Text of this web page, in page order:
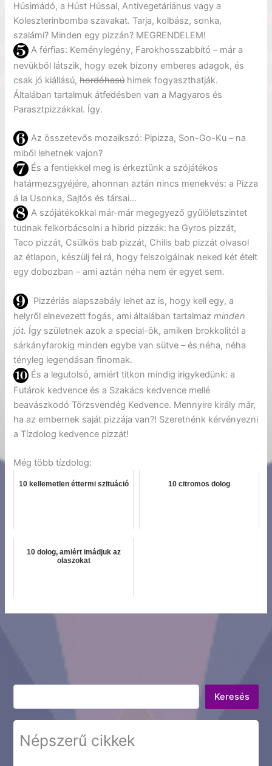
Húsimádó, a Húst Hússal, Antivegetáriánus vagy a
Koleszterinbomba szavakat. Tarja, kolbász, sonka,
szalámi? Minden egy pizzán? MEGRENDELEM!
A férfias: Keménylegény, Farokhosszabbító – már a
nevükből látszik, hogy ezek bizony emberes adagok, és
csak jó kiállású,hordóhasúhímek fogyaszthatják.
Általában tartalmuk átfedésben van a Magyaros és
Parasztpizzákkal. Így.
Az összetevős mozaikszó: Pipizza, Son-Go-Ku – na
miből lehetnek vajon?
És a fentiekkel meg is érkeztünk a szójátékos
határmezsgyéjére, ahonnan aztán nincs menekvés: a Pizza
á la Usonka, Sajtós és társai…
A szójátékokkal már-már megegyező gyűlöletszintet
tudnak felkorbácsolni a hibrid pizzák: ha Gyros pizzát,
Taco pizzát, Csülkös bab pizzát, Chilis bab pizzát olvasol
az étlapon, készülj fel rá, hogy felszolgálnak neked két ételt
egy dobozban – ami aztán néha nem ér egyet sem.
Pizzériás alapszabály lehet az is, hogy kell egy, a
helyről elnevezett fogás, ami általában tartalmazminden
jót. Így születnek azok a special-ök, amiken brokkolitól a
sárkányfarokig minden egybe van sütve – és néha, néha
tényleg legendásan finomak.
És a legutolsó, amiért titkon mindig irigykedünk: a
Futárok kedvence és a Szakács kedvence mellé
beavászkodó Törzsvendég Kedvence. Mennyire király már,
ha az embernek saját pizzája van?! Szeretnénk kérvényezni
a Tízdolog kedvence pizzát!
Még több tízdolog:
10 kellemetlen éttermi szituáció 10 citromos dolog
10 dolog, amiért imádjuk az
olaszokat
Keresés
Keresés
Népszerű cikkek